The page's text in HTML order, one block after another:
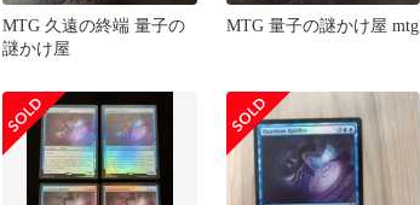
MTG 久遠の終端 量子の
謎かけ屋
MTG 量子の謎かけ屋 mtg